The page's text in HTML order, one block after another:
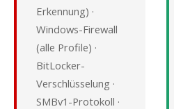
Erkennung) ·
Windows-Firewall
(alle Profile) ·
BitLocker-
Verschlüsselung ·
SMBv1-Protokoll ·